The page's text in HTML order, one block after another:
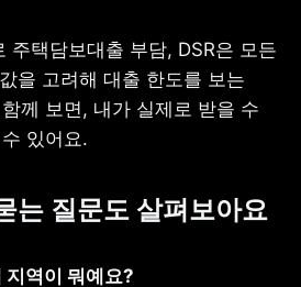
주택담보대출 부담, DSR은 모든
을 고려해 대출 한도를 보는
께 보면, 내가 실제로 받을 수
있어요.
는 질문도 살펴보아요